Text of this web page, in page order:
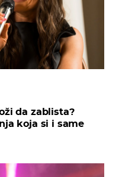
da zablista?
koja si i same